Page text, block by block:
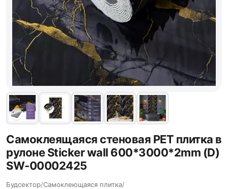
Самоклеящаяся стеновая PET плитка в
рулоне Sticker wall 600*3000*2mm (D)
SW-00002425
Будсектор/Самоклеющаяся плитка/